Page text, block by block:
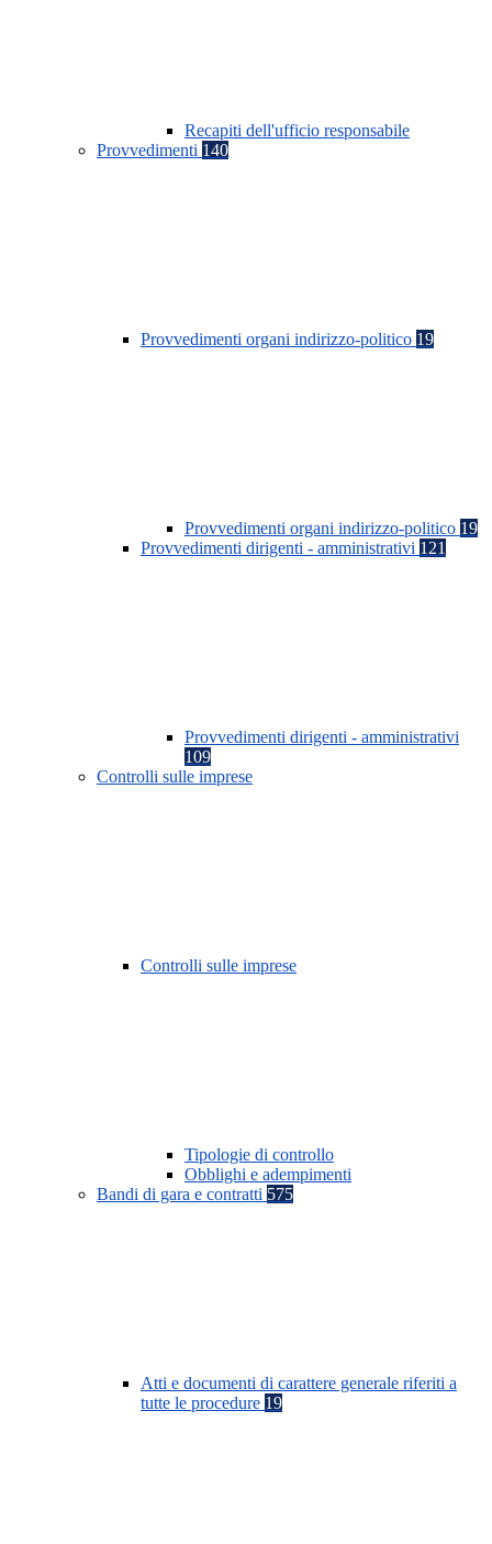
Recapiti dell'ufficio responsabile
Provvedimenti 140
Provvedimenti organi indirizzo-politico 19
Provvedimenti organi indirizzo-politico 19
Provvedimenti dirigenti - amministrativi 121
Provvedimenti dirigenti - amministrativi
109
Controlli sulle imprese
Controlli sulle imprese
Tipologie di controllo
Obblighi e adempimenti
Bandi di gara e contratti 575
Atti e documenti di carattere generale riferiti a
tutte le procedure 19